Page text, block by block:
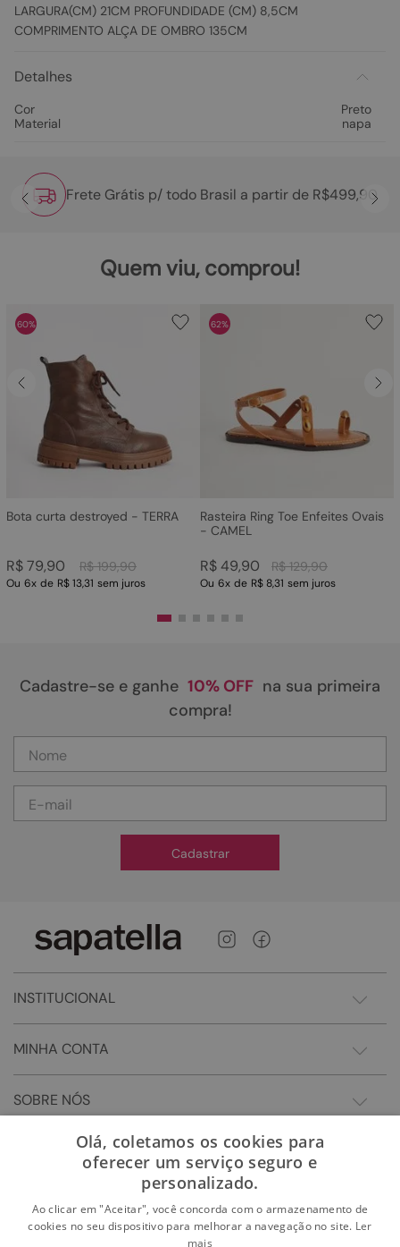
LARGURA(CM) 21CM PROFUNDIDADE (CM) 8,5CM
COMPRIMENTO ALÇA DE OMBRO 135CM
Detalhes
Cor
Preto
Material
napa
Frete Grátis p/ todo Brasil a partir de R$499,90
Quem viu, comprou!
60%
Bota curta destroyed - TERRA
R$ 199,90
R$79,90
Ou 6x de R$ 13,31 sem juros
62%
Rasteira Ring Toe Enfeites Ovais
- CAMEL
R$ 129,90
R$49,90
Ou 6x de R$ 8,31 sem juros
Cadastre-se e ganhe 10% OFF na sua primeira
compra!
Cadastrar
INSTITUCIONAL
MINHA CONTA
SOBRE NÓS
Olá, coletamos os cookies para
oferecer um serviço seguro e
personalizado.
Ao clicar em "Aceitar", você concorda com o armazenamento de
cookies no seu dispositivo para melhorar a navegação no site. Ler
mais